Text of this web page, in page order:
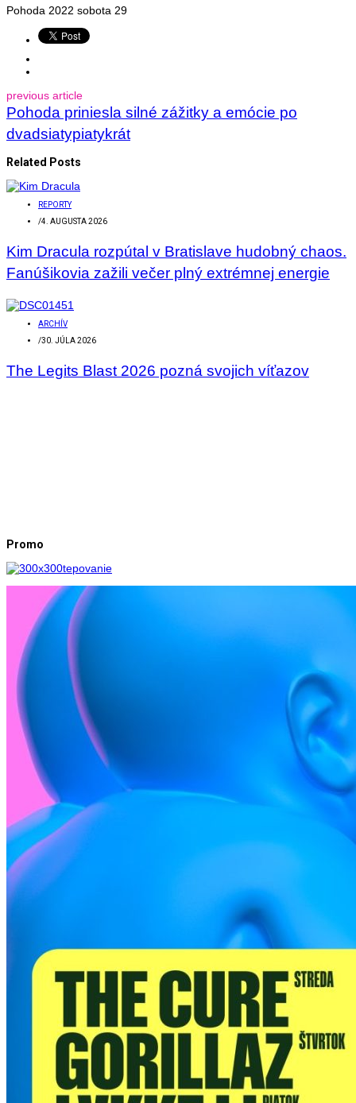
Pohoda 2022 sobota 29
previous article
Pohoda priniesla silné zážitky a emócie po
dvadsiatypiatykrát
Related Posts
REPORTY
/4. AUGUSTA 2026
Kim Dracula rozpútal v Bratislave hudobný chaos.
Fanúšikovia zažili večer plný extrémnej energie
ARCHÍV
/30. JÚLA 2026
The Legits Blast 2026 pozná svojich víťazov
Promo